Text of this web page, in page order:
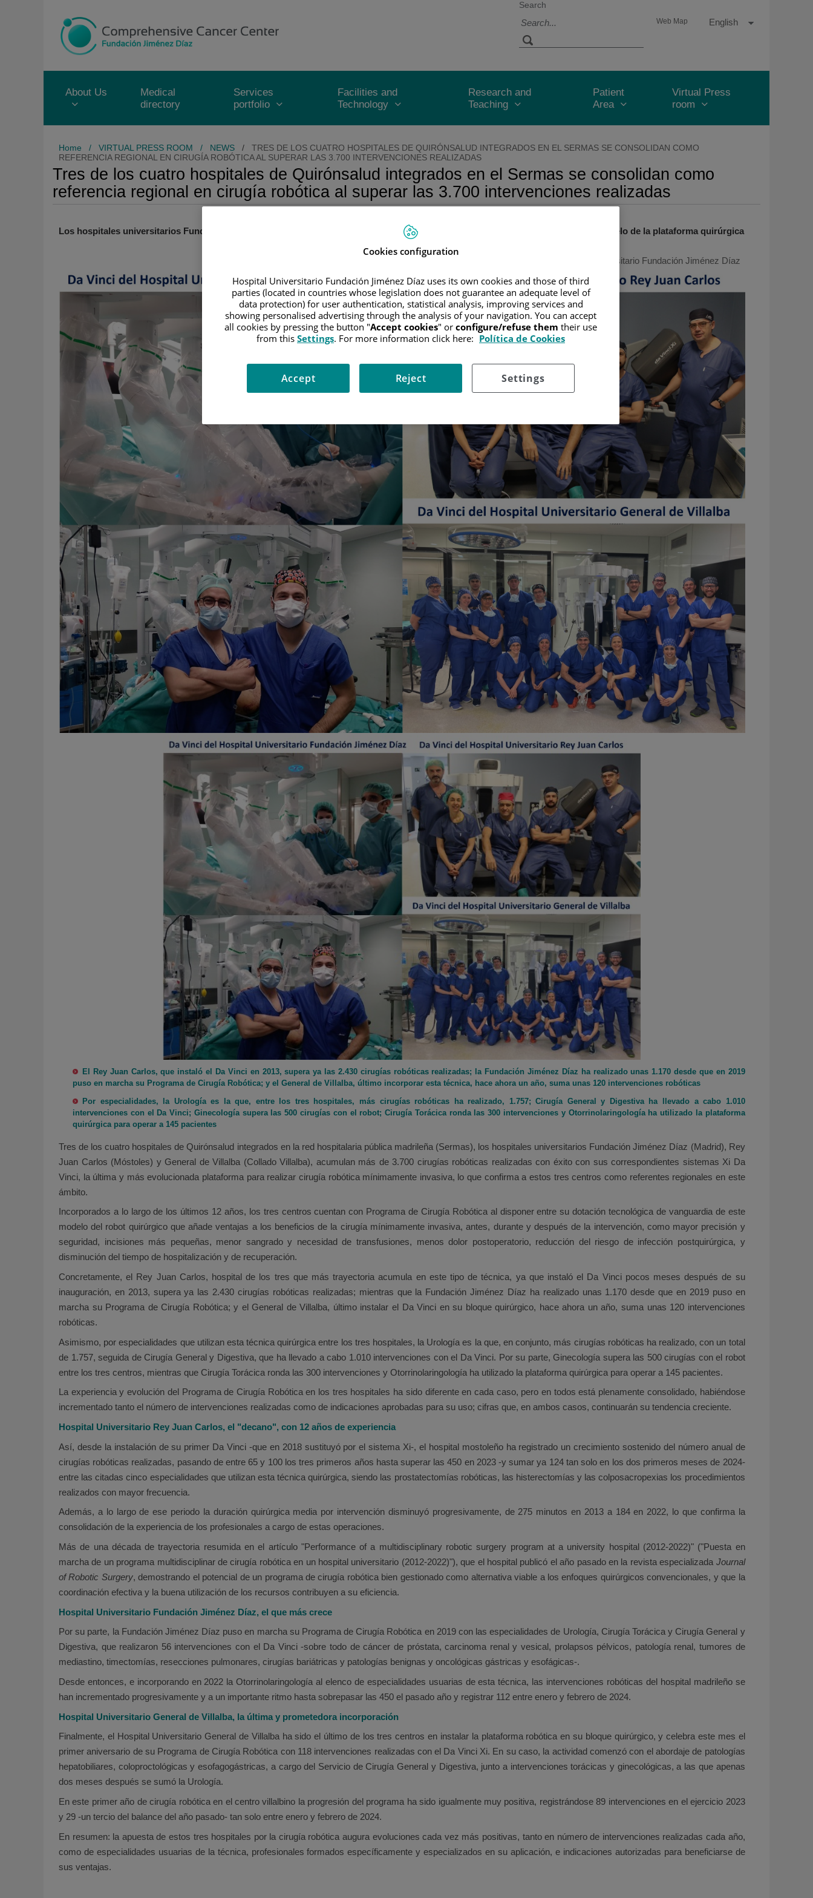
content
Search
Web Map
Language
Active
English
About Us
Medical
directory
Services
portfolio
Facilities and
Technology
Research and
Teaching
Patient
Area
Virtual Press
room
Home / VIRTUAL PRESS ROOM / NEWS / TRES DE LOS CUATRO HOSPITALES DE QUIRÓNSALUD INTEGRADOS EN EL SERMAS SE CONSOLIDAN COMO
REFERENCIA REGIONAL EN CIRUGÍA ROBÓTICA AL SUPERAR LAS 3.700 INTERVENCIONES REALIZADAS
Tres de los cuatro hospitales de Quirónsalud integrados en el Sermas se consolidan como
referencia regional en cirugía robótica al superar las 3.700 intervenciones realizadas
Los hospitales universitarios Fundación Jiménez Díaz, Rey Juan Carlos y General de Villalba cuentan con el Xi Da Vinci, último modelo de la plataforma quirúrgica
Hospital Universitario Fundación Jiménez Díaz
El Rey Juan Carlos, que instaló el Da Vinci en 2013, supera ya las 2.430 cirugías robóticas realizadas; la Fundación Jiménez Díaz ha realizado unas 1.170 desde que en 2019
puso en marcha su Programa de Cirugía Robótica; y el General de Villalba, último incorporar esta técnica, hace ahora un año, suma unas 120 intervenciones robóticas
Por especialidades, la Urología es la que, entre los tres hospitales, más cirugías robóticas ha realizado, 1.757; Cirugía General y Digestiva ha llevado a cabo 1.010
intervenciones con el Da Vinci; Ginecología supera las 500 cirugías con el robot; Cirugía Torácica ronda las 300 intervenciones y Otorrinolaringología ha utilizado la plataforma
quirúrgica para operar a 145 pacientes
Tres de los cuatro hospitales de Quirónsalud integrados en la red hospitalaria pública madrileña (Sermas), los hospitales universitarios Fundación Jiménez Díaz (Madrid), Rey
Juan Carlos (Móstoles) y General de Villalba (Collado Villalba), acumulan más de 3.700 cirugías robóticas realizadas con éxito con sus correspondientes sistemas Xi Da
Vinci, la última y más evolucionada plataforma para realizar cirugía robótica mínimamente invasiva, lo que confirma a estos tres centros como referentes regionales en este
ámbito.
Incorporados a lo largo de los últimos 12 años, los tres centros cuentan con Programa de Cirugía Robótica al disponer entre su dotación tecnológica de vanguardia de este
modelo del robot quirúrgico que añade ventajas a los beneficios de la cirugía mínimamente invasiva, antes, durante y después de la intervención, como mayor precisión y
seguridad, incisiones más pequeñas, menor sangrado y necesidad de transfusiones, menos dolor postoperatorio, reducción del riesgo de infección postquirúrgica, y
disminución del tiempo de hospitalización y de recuperación.
Concretamente, el Rey Juan Carlos, hospital de los tres que más trayectoria acumula en este tipo de técnica, ya que instaló el Da Vinci pocos meses después de su
inauguración, en 2013, supera ya las 2.430 cirugías robóticas realizadas; mientras que la Fundación Jiménez Díaz ha realizado unas 1.170 desde que en 2019 puso en
marcha su Programa de Cirugía Robótica; y el General de Villalba, último instalar el Da Vinci en su bloque quirúrgico, hace ahora un año, suma unas 120 intervenciones
robóticas.
Asimismo, por especialidades que utilizan esta técnica quirúrgica entre los tres hospitales, la Urología es la que, en conjunto, más cirugías robóticas ha realizado, con un total
de 1.757, seguida de Cirugía General y Digestiva, que ha llevado a cabo 1.010 intervenciones con el Da Vinci. Por su parte, Ginecología supera las 500 cirugías con el robot
entre los tres centros, mientras que Cirugía Torácica ronda las 300 intervenciones y Otorrinolaringología ha utilizado la plataforma quirúrgica para operar a 145 pacientes.
La experiencia y evolución del Programa de Cirugía Robótica en los tres hospitales ha sido diferente en cada caso, pero en todos está plenamente consolidado, habiéndose
incrementado tanto el número de intervenciones realizadas como de indicaciones aprobadas para su uso; cifras que, en ambos casos, continuarán su tendencia creciente.
Hospital Universitario Rey Juan Carlos, el "decano", con 12 años de experiencia
Así, desde la instalación de su primer Da Vinci -que en 2018 sustituyó por el sistema Xi-, el hospital mostoleño ha registrado un crecimiento sostenido del número anual de
cirugías robóticas realizadas, pasando de entre 65 y 100 los tres primeros años hasta superar las 450 en 2023 -y sumar ya 124 tan solo en los dos primeros meses de 2024-
entre las citadas cinco especialidades que utilizan esta técnica quirúrgica, siendo las prostatectomías robóticas, las histerectomías y las colposacropexias los procedimientos
realizados con mayor frecuencia.
Además, a lo largo de ese periodo la duración quirúrgica media por intervención disminuyó progresivamente, de 275 minutos en 2013 a 184 en 2022, lo que confirma la
consolidación de la experiencia de los profesionales a cargo de estas operaciones.
Más de una década de trayectoria resumida en el artículo "Performance of a multidisciplinary robotic surgery program at a university hospital (2012-2022)" ("Puesta en
marcha de un programa multidisciplinar de cirugía robótica en un hospital universitario (2012-2022)"), que el hospital publicó el año pasado en la revista especializada Journal
of Robotic Surgery, demostrando el potencial de un programa de cirugía robótica bien gestionado como alternativa viable a los enfoques quirúrgicos convencionales, y que la
coordinación efectiva y la buena utilización de los recursos contribuyen a su eficiencia.
Hospital Universitario Fundación Jiménez Díaz, el que más crece
Por su parte, la Fundación Jiménez Díaz puso en marcha su Programa de Cirugía Robótica en 2019 con las especialidades de Urología, Cirugía Torácica y Cirugía General y
Digestiva, que realizaron 56 intervenciones con el Da Vinci -sobre todo de cáncer de próstata, carcinoma renal y vesical, prolapsos pélvicos, patología renal, tumores de
mediastino, timectomías, resecciones pulmonares, cirugías bariátricas y patologías benignas y oncológicas gástricas y esofágicas-.
Desde entonces, e incorporando en 2022 la Otorrinolaringología al elenco de especialidades usuarias de esta técnica, las intervenciones robóticas del hospital madrileño se
han incrementado progresivamente y a un importante ritmo hasta sobrepasar las 450 el pasado año y registrar 112 entre enero y febrero de 2024.
Hospital Universitario General de Villalba, la última y prometedora incorporación
Finalmente, el Hospital Universitario General de Villalba ha sido el último de los tres centros en instalar la plataforma robótica en su bloque quirúrgico, y celebra este mes el
primer aniversario de su Programa de Cirugía Robótica con 118 intervenciones realizadas con el Da Vinci Xi. En su caso, la actividad comenzó con el abordaje de patologías
hepatobiliares, coloproctológicas y esofagogástricas, a cargo del Servicio de Cirugía General y Digestiva, junto a intervenciones torácicas y ginecológicas, a las que apenas
dos meses después se sumó la Urología.
En este primer año de cirugía robótica en el centro villalbino la progresión del programa ha sido igualmente muy positiva, registrándose 89 intervenciones en el ejercicio 2023
y 29 -un tercio del balance del año pasado- tan solo entre enero y febrero de 2024.
En resumen: la apuesta de estos tres hospitales por la cirugía robótica augura evoluciones cada vez más positivas, tanto en número de intervenciones realizadas cada año,
como de especialidades usuarias de la técnica, profesionales formados específicamente y especializados en su aplicación, e indicaciones autorizadas para beneficiarse de
sus ventajas.
Cookies configuration
Hospital Universitario Fundación Jiménez Díaz uses its own cookies and those of third
parties (located in countries whose legislation does not guarantee an adequate level of
data protection) for user authentication, statistical analysis, improving services and
showing personalised advertising through the analysis of your navigation. You can accept
all cookies by pressing the button "Accept cookies" or configure/refuse them their use
from this Settings. For more information click here: Política de Cookies
Settings
Reject
Accept